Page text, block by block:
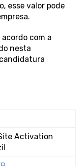
esse valor pode
acordo com a
nesta
Activation